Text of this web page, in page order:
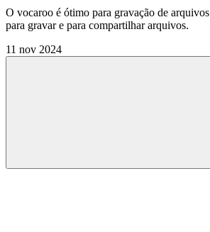
O vocaroo é ótimo para gravação de
para gravar e para compartilhar arquivos.
11 nov 2024
Compartilhar